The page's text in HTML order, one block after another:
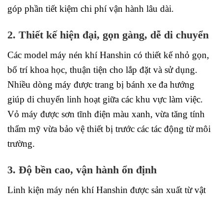
góp phần tiết kiệm chi phí vận hành lâu dài.
2. Thiết kế hiện đại, gọn gàng, dễ di chuyển
Các model máy nén khí Hanshin có thiết kế nhỏ gọn,
bố trí khoa học, thuận tiện cho lắp đặt và sử dụng.
Nhiều dòng máy được trang bị bánh xe đa hướng
giúp di chuyển linh hoạt giữa các khu vực làm việc.
Vỏ máy được sơn tĩnh điện màu xanh, vừa tăng tính
thẩm mỹ vừa bảo vệ thiết bị trước các tác động từ môi
trường.
3. Độ bền cao, vận hành ổn định
Linh kiện máy nén khí Hanshin được sản xuất từ vật